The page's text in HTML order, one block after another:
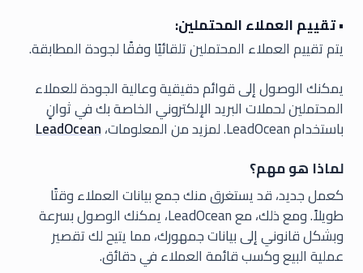
• تقييم العملاء المحتملين:
يتم تقييم العملاء المحتملين تلقائيًا وفقًا لجودة المطابقة.
يمكنك الوصول إلى قوائم دقيقية وعالية الجودة للعملاء
المحتملين لحملات البريد الإلكتروني الخاصة بك في ثوانٍ
باستخدام LeadOcean. لمزيد من المعلومات،
LeadOcean
لماذا هو مهم؟
كعمل جديد، قد يستغرق منك جمع بيانات العملاء وقتًا
طويلاً. ومع ذلك، مع LeadOcean، يمكنك الوصول بسرعة
وبشكل قانوني إلى بيانات جمهورك، مما يتيح لك تقصير
عملية البيع وكسب قائمة العملاء في دقائق.